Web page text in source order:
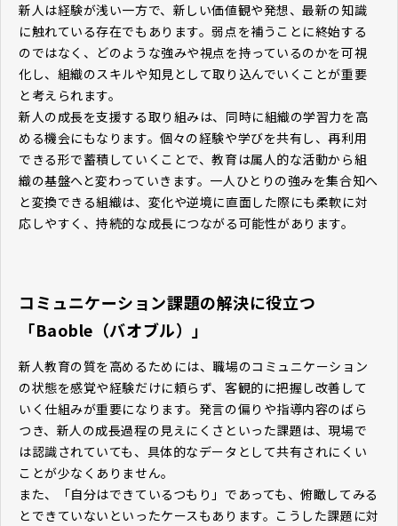
新人は経験が浅い一方で、新しい価値観や発想、最新の知識
に触れている存在でもあります。弱点を補うことに終始する
のではなく、どのような強みや視点を持っているのかを可視
化し、組織のスキルや知見として取り込んでいくことが重要
と考えられます。
新人の成長を支援する取り組みは、同時に組織の学習力を高
める機会にもなります。個々の経験や学びを共有し、再利用
できる形で蓄積していくことで、教育は属人的な活動から組
織の基盤へと変わっていきます。一人ひとりの強みを集合知へ
と変換できる組織は、変化や逆境に直面した際にも柔軟に対
応しやすく、持続的な成長につながる可能性があります。
コミュニケーション課題の解決に役立つ
「Baoble（バオブル）」
新人教育の質を高めるためには、職場のコミュニケーション
の状態を感覚や経験だけに頼らず、客観的に把握し改善して
いく仕組みが重要になります。発言の偏りや指導内容のばら
つき、新人の成長過程の見えにくさといった課題は、現場で
は認識されていても、具体的なデータとして共有されにくい
ことが少なくありません。
また、「自分はできているつもり」であっても、俯瞰してみる
とできていないといったケースもあります。こうした課題に対